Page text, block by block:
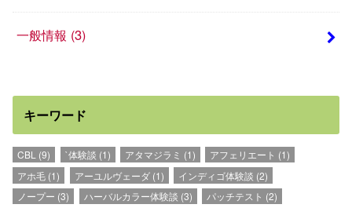
一般情報 (3)
キーワード
CBL (9) `体験談 (1) アタマジラミ (1) アフェリエート (1)
アホ毛 (1) アーユルヴェーダ(1) インディゴ体験談 (2)
ノープー (3) ハーバルカラー体験談 (3) パッチテスト (2)